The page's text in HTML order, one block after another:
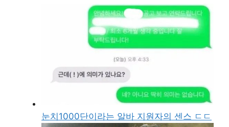
눈치1000단이라는 알바 지원자의 센스 ㄷㄷ